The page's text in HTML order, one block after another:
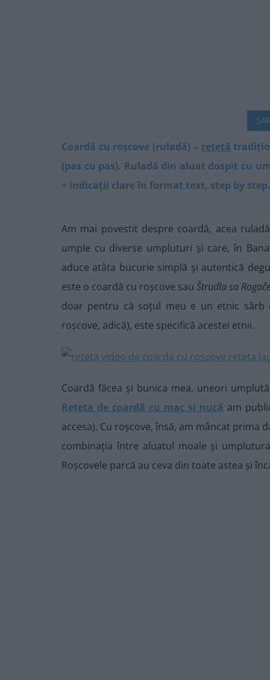
Coardă cu roșcove (ruladă) – rețetă
(pas cu pas). Ruladă din aluat dospit cu
+ indicații clare în format text, step by step.
Am mai povestit despre coardă, acea
umple cu diverse umpluturi și care, în
aduce atâta bucurie simplă și autentică
este o coardă cu roșcove sau Štrudla sa
doar pentru că soțul meu e un etnic sârb
roșcove, adică), este specifică acestei etnii.
Coardă făcea și bunica mea, uneori
Rețeta de coardă cu mac și nucă am
accesa). Cu roșcove, însă, am mâncat prima
combinația între aluatul moale și
Roșcovele parcă au ceva din toate astea și